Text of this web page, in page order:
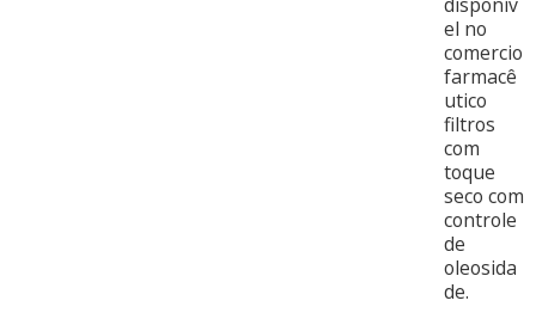
el no
comercio
farmacê
utico
filtros
com
toque
seco com
controle
de
oleosida
de.